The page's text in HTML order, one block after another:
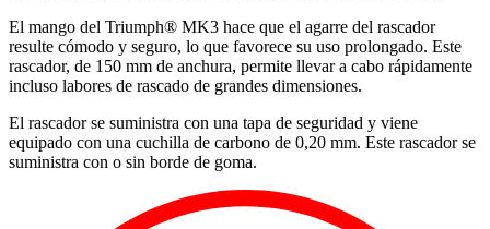
El mango del Triumph® MK3 hace que el agarre del rascador
resulte cómodo y seguro, lo que favorece su uso prolongado. Este
rascador, de 150 mm de anchura, permite llevar a cabo rápidamente
incluso labores de rascado de grandes dimensiones.
El rascador se suministra con una tapa de seguridad y viene
equipado con una cuchilla de carbono de 0,20 mm. Este rascador se
suministra con o sin borde de goma.